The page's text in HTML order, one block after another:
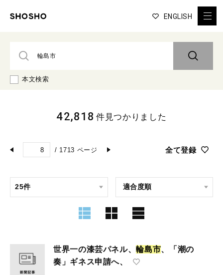
ENGLISH
本文検索
/ 1713 ページ 全て登録
42,818 件見つかりました
世界一の漆芸パネル、輪島市、「潮の
奏」ギネス申請へ、